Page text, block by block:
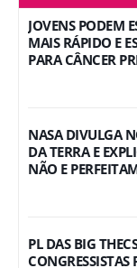
JOVENS PODEM
MAIS RÁPIDO E
PARA CÂNCER
NASA DIVULGA
DA TERRA E
NÃO E
PL DAS BIG
CONGRESSISTAS